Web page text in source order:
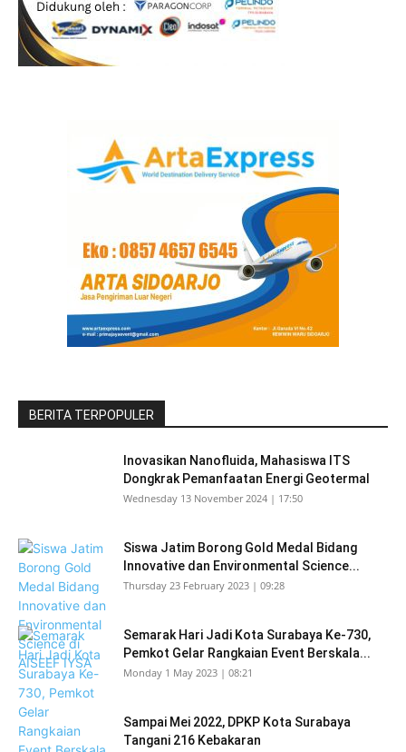
BERITA TERPOPULER
Inovasikan Nanofluida, Mahasiswa ITS
Dongkrak Pemanfaatan Energi Geotermal
Wednesday 13 November 2024 | 17:50
Siswa Jatim Borong Gold Medal Bidang
Innovative dan Environmental Science...
Thursday 23 February 2023 | 09:28
Semarak Hari Jadi Kota Surabaya Ke-730,
Pemkot Gelar Rangkaian Event Berskala...
Monday 1 May 2023 | 08:21
Sampai Mei 2022, DPKP Kota Surabaya
Tangani 216 Kebakaran